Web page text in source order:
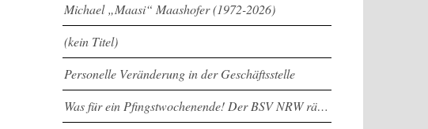
Michael „Maasi“ Maashofer (1972-2026)
(kein Titel)
Personelle Veränderung in der Geschäftsstelle
Was für ein Pfingstwochenende! Der BSV NRW räumt bei den Länderpokalen ab